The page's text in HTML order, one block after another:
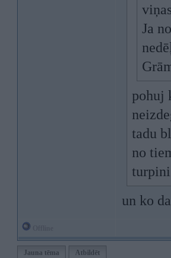
Ja
pohuj
tadu
no
un ko
Jauna tēma Atbildēt